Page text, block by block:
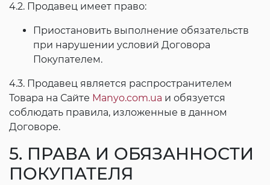
4.2. Продавец имеет право:
Приостановить выполнение обязательств
при нарушении условий Договора
Покупателем.
4.3. Продавец является распространителем
Товара на Сайте Manyo.com.ua и обязуется
соблюдать правила, изложенные в данном
Договоре.
5. ПРАВА И ОБЯЗАННОСТИ
ПОКУПАТЕЛЯ